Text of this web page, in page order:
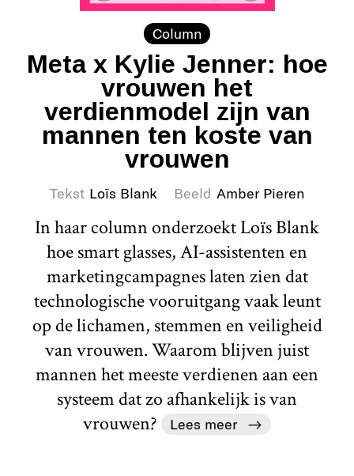
Column
Meta x Kylie Jenner: hoe
vrouwen het
verdienmodel zijn van
mannen ten koste van
vrouwen
Tekst Loïs Blank Beeld Amber Pieren
In haar column onderzoekt Loïs Blank
hoe smart glasses, AI-assistenten en
marketingcampagnes laten zien dat
technologische vooruitgang vaak leunt
op de lichamen, stemmen en veiligheid
van vrouwen. Waarom blijven juist
mannen het meeste verdienen aan een
systeem dat zo afhankelijk is van
vrouwen?
Lees meer